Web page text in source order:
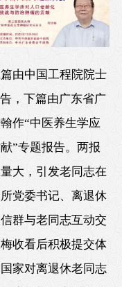
由中国工程院院士
，下篇由广东省广
作“中医养生学应
”专题报告。两报
大，引发老同志在
党委书记、离退休
群与老同志互动交
收看后积极提交体
家对离退休老同志